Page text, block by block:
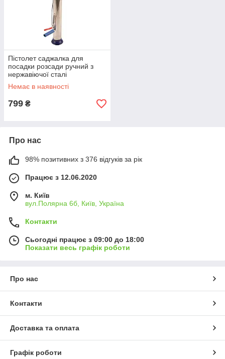
Пістолет саджалка для
посадки розсади ручний з
нержавіючої сталі
Немає в наявності
799 ₴
Про нас
98% позитивних з 376 відгуків за рік
Працює з 12.06.2020
м. Київ
вул.Полярна 6б, Київ, Україна
Контакти
Сьогодні працює з 09:00 до 18:00
Показати весь графік роботи
Про нас
Контакти
Доставка та оплата
Графік роботи